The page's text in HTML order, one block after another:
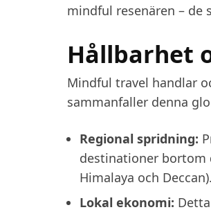
mindful resenären – de
Hållbarhet
Mindful travel handlar
sammanfaller denna
Regional spridning:
destinationer bortom
Himalaya och Deccan).
Lokal ekonomi: